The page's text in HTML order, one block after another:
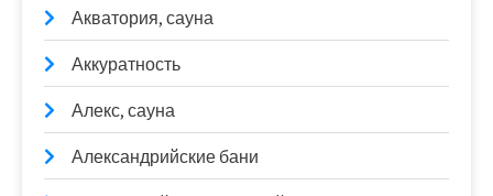
Акватория, сауна
Аккуратность
Алекс, сауна
Александрийские бани